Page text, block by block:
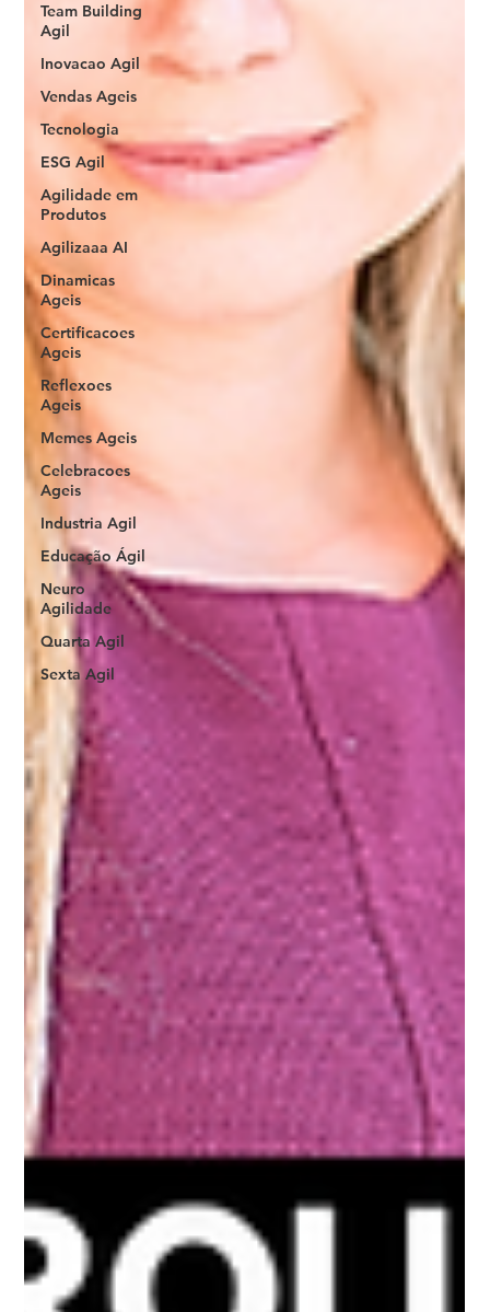
Team Building
Agil
Inovacao Agil
Vendas Ageis
Tecnologia
ESG Agil
Agilidade em
Produtos
Agilizaaa AI
Dinamicas
Ageis
Certificacoes
Ageis
Reflexoes
Ageis
Memes Ageis
Celebracoes
Ageis
Industria Agil
Educação Ágil
Neuro
Agilidade
Quarta Agil
Sexta Agil